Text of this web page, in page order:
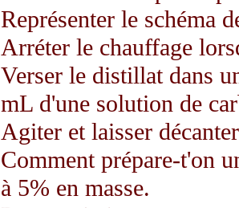
Représenter le schéma
Arréter le chauffage
Verser le distillat dans
mL d'une solution de
Agiter et laisser
Comment prépare-t'on
à 5% en masse.